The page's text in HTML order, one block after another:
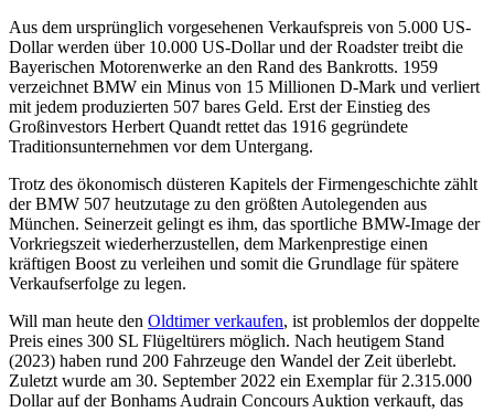
Aus dem ursprünglich vorgesehenen Verkaufspreis von 5.000 US-
Dollar werden über 10.000 US-Dollar und der Roadster treibt die
Bayerischen Motorenwerke an den Rand des Bankrotts. 1959
verzeichnet BMW ein Minus von 15 Millionen D-Mark und verliert
mit jedem produzierten 507 bares Geld. Erst der Einstieg des
Großinvestors Herbert Quandt rettet das 1916 gegründete
Traditionsunternehmen vor dem Untergang.
Trotz des ökonomisch düsteren Kapitels der Firmengeschichte zählt
der BMW 507 heutzutage zu den größten Autolegenden aus
München. Seinerzeit gelingt es ihm, das sportliche BMW-Image der
Vorkriegszeit wiederherzustellen, dem Markenprestige einen
kräftigen Boost zu verleihen und somit die Grundlage für spätere
Verkaufserfolge zu legen.
Will man heute den Oldtimer verkaufen, ist problemlos der doppelte
Preis eines 300 SL Flügeltürers möglich. Nach heutigem Stand
(2023) haben rund 200 Fahrzeuge den Wandel der Zeit überlebt.
Zuletzt wurde am 30. September 2022 ein Exemplar für 2.315.000
Dollar auf der Bonhams Audrain Concours Auktion verkauft, das